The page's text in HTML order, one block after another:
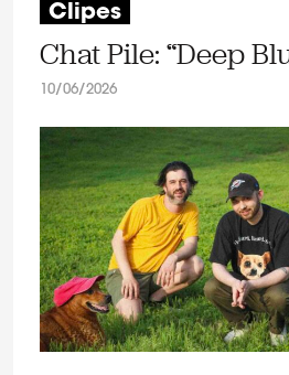
Clipes
Chat Pile: “Deep
10/06/2026